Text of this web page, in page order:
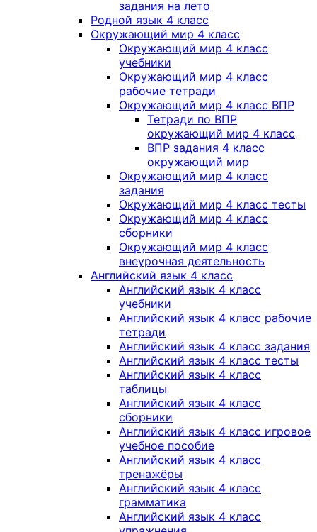
задания на лето
Родной язык 4 класс
Окружающий мир 4 класс
Окружающий мир 4 класс
учебники
Окружающий мир 4 класс
рабочие тетради
Окружающий мир 4 класс ВПР
Тетради по ВПР
окружающий мир 4 класс
ВПР задания 4 класс
окружающий мир
Окружающий мир 4 класс
задания
Окружающий мир 4 класс тесты
Окружающий мир 4 класс
сборники
Окружающий мир 4 класс
внеурочная деятельность
Английский язык 4 класс
Английский язык 4 класс
учебники
Английский язык 4 класс рабочие
тетради
Английский язык 4 класс задания
Английский язык 4 класс тесты
Английский язык 4 класс
таблицы
Английский язык 4 класс
сборники
Английский язык 4 класс игровое
учебное пособие
Английский язык 4 класс
тренажёры
Английский язык 4 класс
грамматика
Английский язык 4 класс